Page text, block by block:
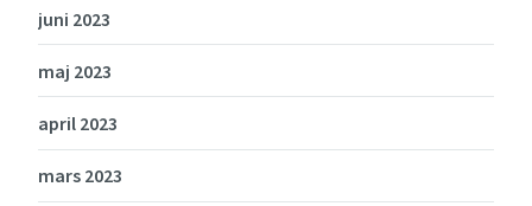
juni 2023
maj 2023
april 2023
mars 2023